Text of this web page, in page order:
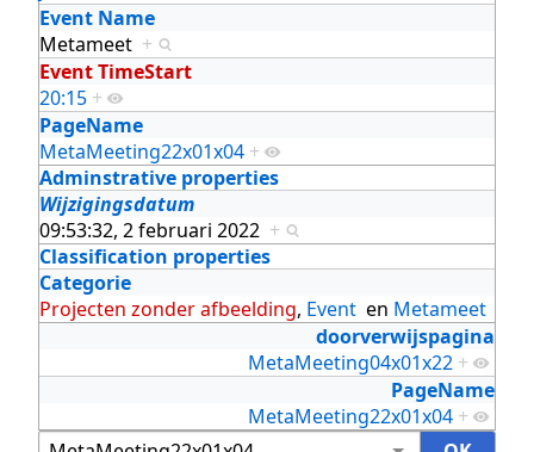
Event Name
Metameet +
Event TimeStart
20:15 +
PageName
MetaMeeting22x01x04 +
Adminstrative properties
Wijzigingsdatum
09:53:32, 2 februari 2022 +
Classification properties
Categorie
Projecten zonder afbeelding, Event en Metameet
doorverwijspagina
MetaMeeting04x01x22 +
PageName
MetaMeeting22x01x04 +